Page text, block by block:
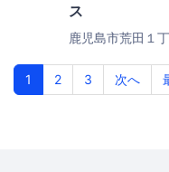
ス
鹿児島市荒田１
1
2 3 次へ